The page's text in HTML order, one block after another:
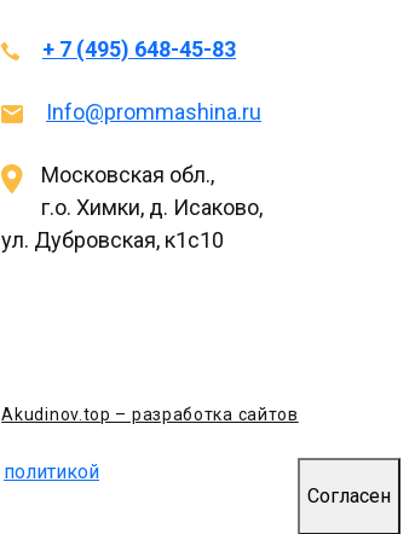
+ 7 (495) 648-45-83
Info@prommashina.ru
Московская обл.,
г.о. Химки, д. Исаково,
ул. Дубровская, к1с10
Akudinov.top – разработка сайтов
политикой
Согласен